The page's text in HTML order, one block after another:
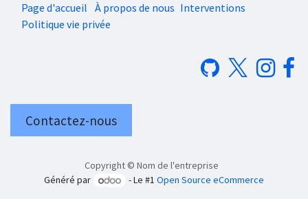
Page d'accueil À propos de nous Interventions
Politique vie privée
Contactez-nous
Copyright © Nom de l'entreprise
Généré par
- Le #1 Open Source eCommerce